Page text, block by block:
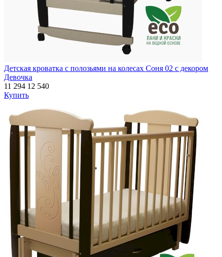
Детская кроватка с полозьями на колесах Соня 02 с декором
Девочка
11 294 12 540
Купить